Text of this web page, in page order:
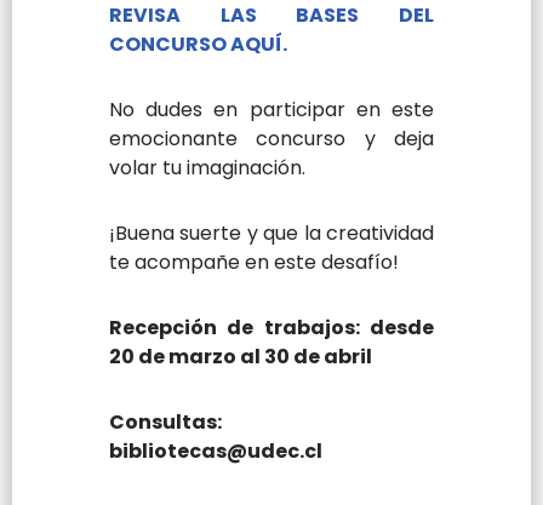
REVISA LAS BASES DEL
CONCURSO AQUÍ.
No dudes en participar en este
emocionante concurso y deja
volar tu imaginación.
¡Buena suerte y que la creatividad
te acompañe en este desafío!
Recepción de trabajos: desde
20 de marzo al 30 de abril
Consultas:
bibliotecas@udec.cl